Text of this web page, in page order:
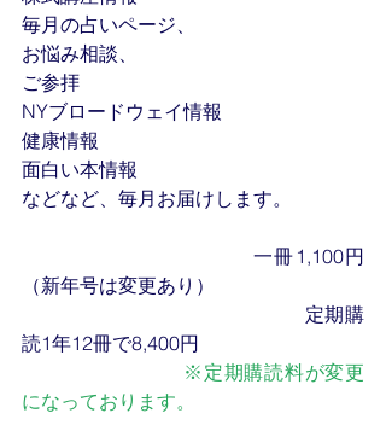
毎月の占いページ、
お悩み相談、
ご参拝
NYブロードウェイ情報
健康情報
面白い本情報
などなど、毎月お届けします。
一冊1,100円
（新年号は変更あり）
​　　　　　　　　　　　　　　定期購
読1年12冊で8,400円
※定期購読料が変更
になっております。